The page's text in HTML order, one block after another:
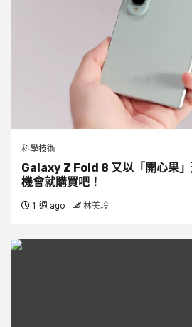
科學技術
Galaxy Z Fold 8 又以「開心果
機會就購買吧！
1 週 ago 林美玲